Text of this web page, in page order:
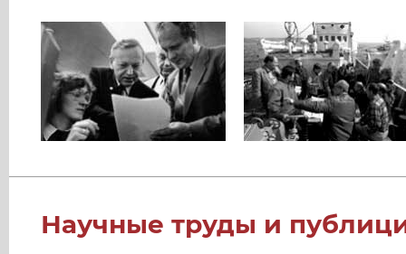
Научные труды и